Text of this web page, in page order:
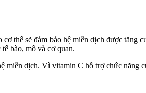
th‌ể sẽ đảm bảo hệ miễn dịch được
bào, mô và cơ quan.
dịch. Vì vitamin C hỗ trợ chức năng